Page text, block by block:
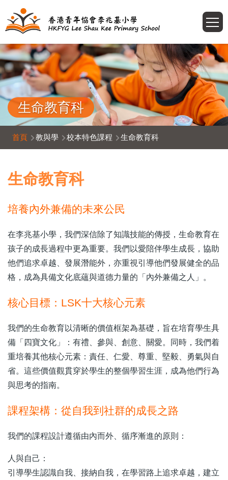
移至主內容
生命教育科
導
航
連
結
首頁 教與學 校本特色課程 生命教育科
生命教育科
培養內外兼備的未來公民
在李兆基小學，我們深信除了知識技能的傳授，生命教育在
孩子的成長過程中更為重要。我們以愛陪伴學生成長，協助
他們追求卓越、發展潛能外，亦重視引導他們發展健全的品
格，成為具備文化底蘊與道德力量的「內外兼備之人」。
核心目標：LSK十大核心元素
我們的生命教育以清晰的價值框架為基礎，旨在培育學生具
備「四寶文化」：有禮、參與、創意、關愛。同時，我們着
重培養其他核心元素：責任、仁愛、尊重、堅毅、勇氣與自
省。這些價值觀貫穿於學生的整個學習生涯，成為他們行為
與思考的指南。
課程架構：從自我到社群的成長之路
我們的課程設計遵循由內而外、循序漸進的原則：
人與自己：
引導學生認識自我、接納自我，在學習路上追求卓越，建立